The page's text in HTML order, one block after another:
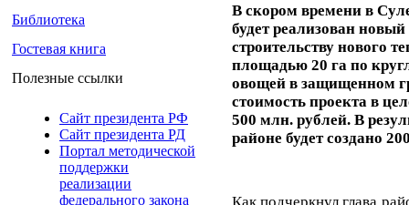
Библиотека
Гостевая книга
Полезные ссылки
Сайт президента РФ
Сайт президента РД
Портал методической
поддержки
реализации
федерального закона
В скором времени в
будет реализован
строительству нового
площадью 20 га по
овощей в защищенном
стоимость проекта в
500 млн. рублей. В
районе будет создано